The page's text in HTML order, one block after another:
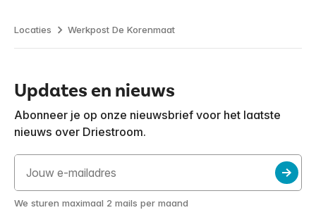
Locaties Werkpost De Korenmaat
Updates en nieuws
Abonneer je op onze nieuwsbrief voor het laatste
nieuws over Driestroom.
We sturen maximaal 2 mails per maand